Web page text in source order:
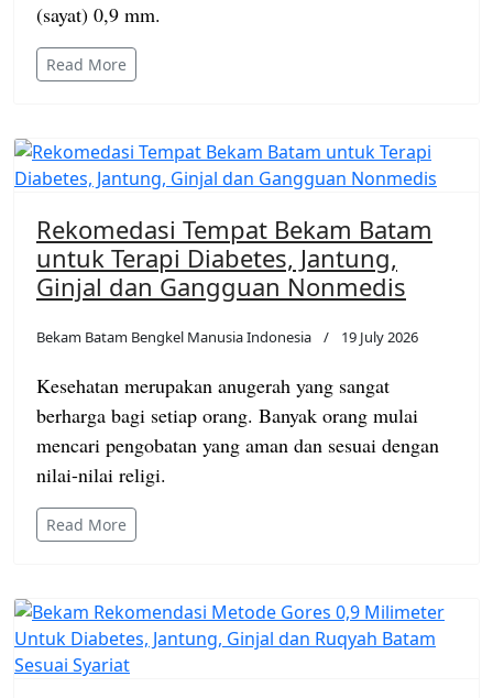
(sayat) 0,9 mm.
Read More
Rekomedasi Tempat Bekam Batam
untuk Terapi Diabetes, Jantung,
Ginjal dan Gangguan Nonmedis
Bekam Batam Bengkel Manusia Indonesia 19 July 2026
Kesehatan merupakan anugerah yang sangat
berharga bagi setiap orang. Banyak orang mulai
mencari pengobatan yang aman dan sesuai dengan
nilai-nilai religi.
Read More